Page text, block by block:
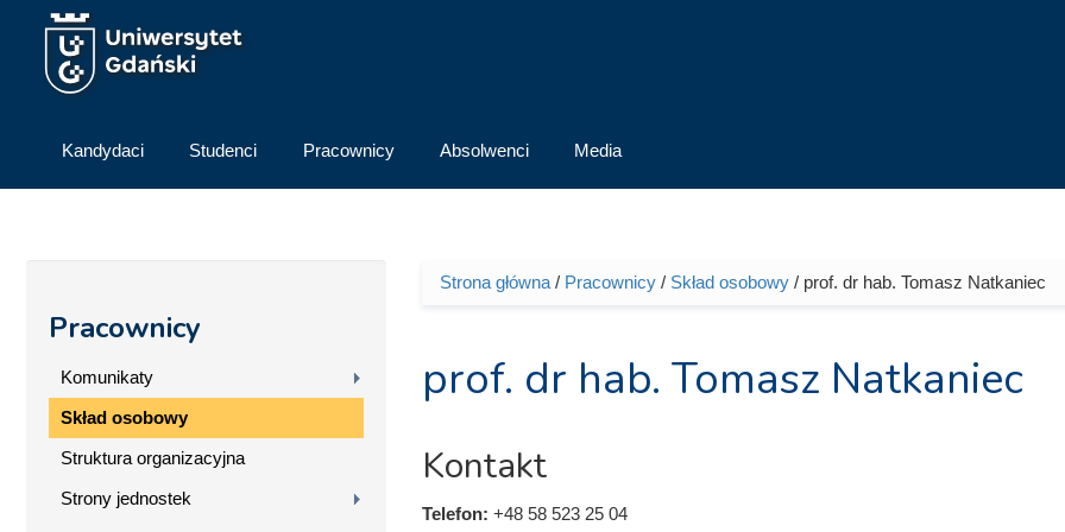
Przejdź do treści
Kandydaci Studenci Pracownicy Absolwenci Media
Pracownicy
Komunikaty
Skład osobowy
Struktura organizacyjna
Strony jednostek
Jesteś tutaj
Strona główna/ Pracownicy/ Skład osobowy/ prof. dr hab. Tomasz Natkaniec
prof. dr hab. Tomasz Natkaniec
Kontakt
Telefon: +48 58 523 25 04